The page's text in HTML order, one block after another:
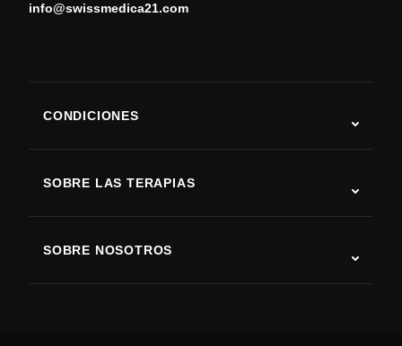
info@swissmedica21.com
CONDICIONES
Enfermedad de Parkinson
Artritis
SOBRE LAS TERAPIAS
SOBRE NOSOTROS